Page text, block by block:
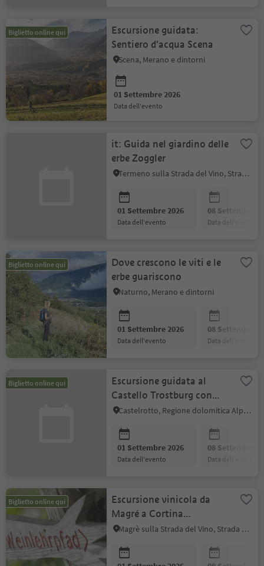
Biglietto online qui
Escursione guidata:
Sentiero d'acqua Scena
Scena, Merano e dintorni
01 Settembre 2026
data dell'evento
it: Guida nel giardino delle
erbe Zoggler
Termeno sulla Strada del Vino, Strada del Vino
01 Settembre 2026
data dell'evento
08 Settembre
data dell'evento
Biglietto online qui
Dove crescono le viti e le
erbe guariscono
Naturno, Merano e dintorni
01 Settembre 2026
data dell'evento
08 Settembre
data dell'evento
Biglietto online qui
Escursione guidata al
Castello Trostburg con
visita
Castelrotto, Regione dolomitica Alpe di Siusi
01 Settembre 2026
data dell'evento
08 Settembre
data dell'evento
Biglietto online qui
Escursione vinicola da
Magré a Cortina
attraverso biotopi
Magrè sulla Strada del Vino, Strada del Vino